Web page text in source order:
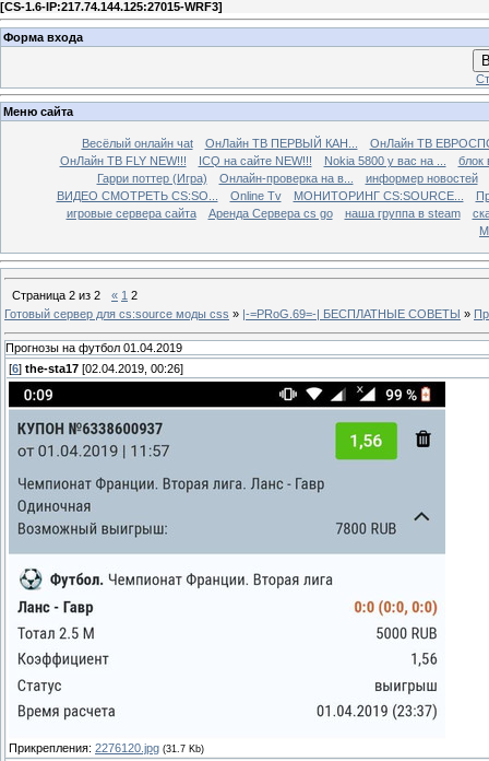
[CS-1.6-IP:217.74.144.125:27015-WRF3]
Форма входа
Меню сайта
Весёлый онлайн чаt ОнЛайн ТВ ПЕРВЫЙ КАН...
ОнЛайн ТВ
ОнЛайн ТВ FLY NEW!!!
ICQ на сайте NEW!!! Nokia 5800 у вас на ...
блок
Гарри поттер (Игра)
Онлайн-проверка на в...
информер новостей
ВИДЕО СМОТРЕТЬ CS:SO...
Online Tv МОНИТОРИНГ CS:SOURCE...
игровые сервера сайта
Аренда Сервера cs go наша группа в steam
Страница 2 из 2 « 1 2
Готовый сервер для cs:source моды css » |-=PRoG.69=-| БЕСПЛАТНЫЕ СОВЕТЫ »
Прогнозы на футбол 01.04.2019
[6] the-sta17 [02.04.2019, 00:26]
Прикрепления: 2276120.jpg (31.7 Kb)